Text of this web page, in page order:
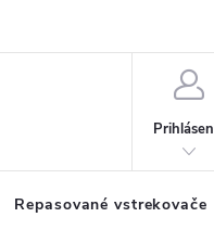
Repasované vstrekovače